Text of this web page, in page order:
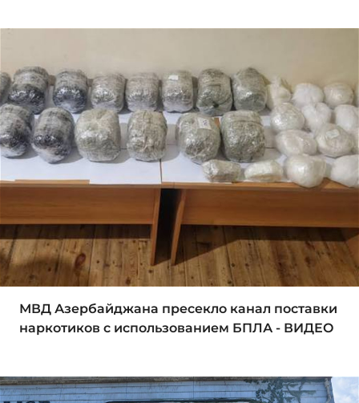
МВД Азербайджана пресекло канал поставки
наркотиков с использованием БПЛА - ВИДЕО